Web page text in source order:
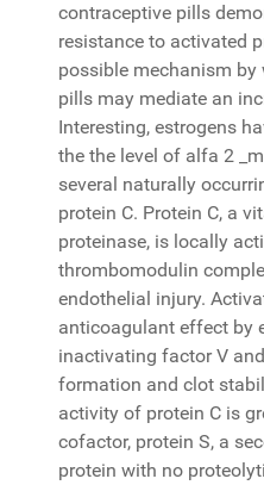
contraceptive pills
resistance to activated
possible mechanism
pills may mediate an
Interesting, estrogens
the the level of alfa 2
several naturally
protein C. Protein C, a
proteinase, is locally
thrombomodulin
endothelial injury.
anticoagulant effect by
inactivating factor V
formation and clot
activity of protein C is
cofactor, protein S, a
protein with no